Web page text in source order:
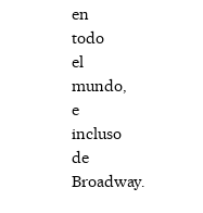
en
todo
el
mundo,
e
incluso
de
Broadway.